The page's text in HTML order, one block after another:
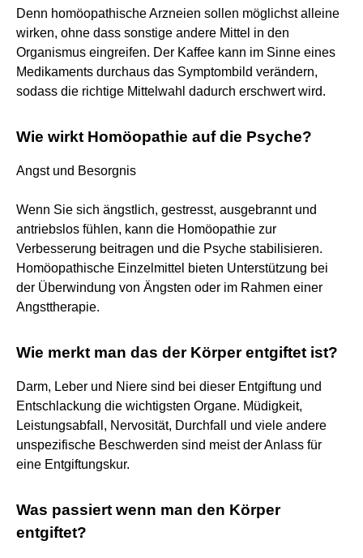
Denn homöopathische Arzneien sollen möglichst alleine
wirken, ohne dass sonstige andere Mittel in den
Organismus eingreifen. Der Kaffee kann im Sinne eines
Medikaments durchaus das Symptombild verändern,
sodass die richtige Mittelwahl dadurch erschwert wird.
Wie wirkt Homöopathie auf die Psyche?
Angst und Besorgnis
Wenn Sie sich ängstlich, gestresst, ausgebrannt und
antriebslos fühlen, kann die Homöopathie zur
Verbesserung beitragen und die Psyche stabilisieren.
Homöopathische Einzelmittel bieten Unterstützung bei
der Überwindung von Ängsten oder im Rahmen einer
Angsttherapie.
Wie merkt man das der Körper entgiftet ist?
Darm, Leber und Niere sind bei dieser Entgiftung und
Entschlackung die wichtigsten Organe. Müdigkeit,
Leistungsabfall, Nervosität, Durchfall und viele andere
unspezifische Beschwerden sind meist der Anlass für
eine Entgiftungskur.
Was passiert wenn man den Körper
entgiftet?